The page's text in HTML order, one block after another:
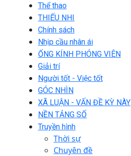
Thể thao
THIẾU NHI
Chính sách
Nhịp cầu nhân ái
ỐNG KÍNH PHÓNG VIÊN
Giải trí
Người tốt - Việc tốt
GÓC NHÌN
XÃ LUẬN - VẤN ĐỀ KỲ NÀY
NỀN TẢNG SỐ
Truyền hình
Thời sự
Chuyên đề